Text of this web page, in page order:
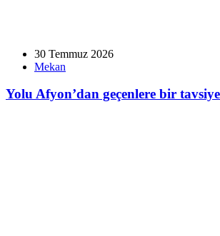
30 Temmuz 2026
Mekan
Yolu Afyon’dan geçenlere bir